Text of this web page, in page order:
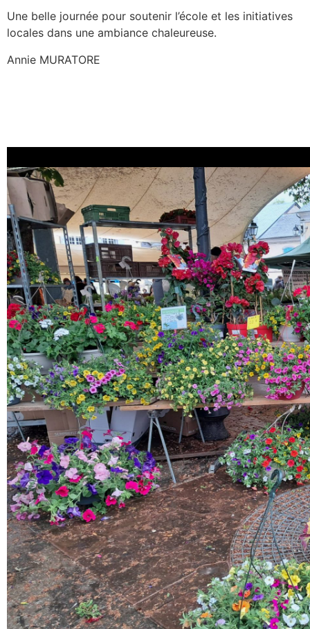
Une belle journée pour soutenir l’école et les initiatives
locales dans une ambiance chaleureuse.
Annie MURATORE